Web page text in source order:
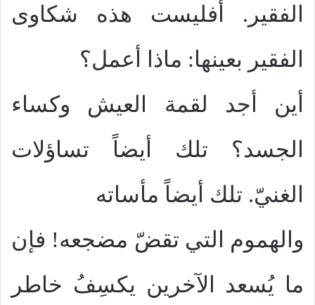
الفقير. أفليست هذه شكاوى
الفقير بعينها: ماذا أعمل؟
أين أجد لقمة العيش وكساء
الجسد؟ تلك أيضاً تساؤلات
الغنيّ. تلك أيضاً مأساته
والهموم التي تقضّ مضجعه! فإن
ما يُسعد الآخرين يكسِفُ خاطر